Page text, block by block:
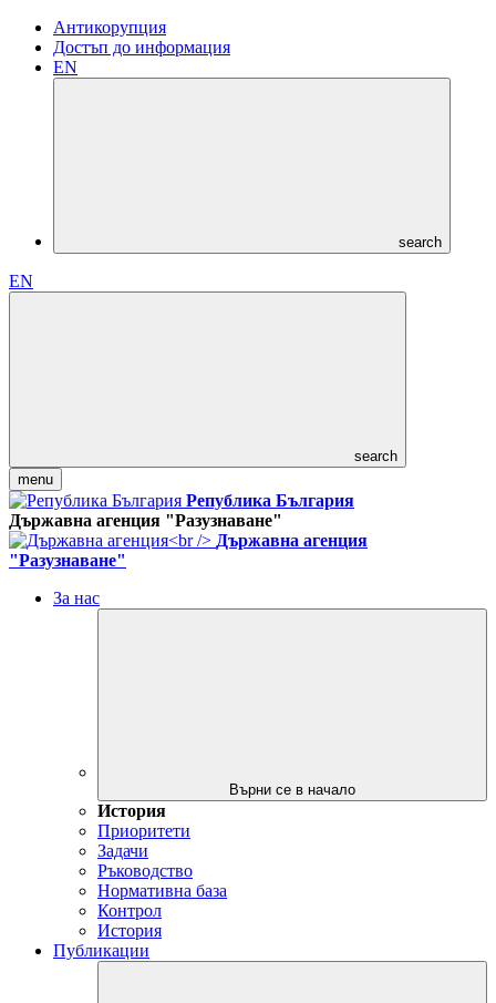
Антикорупция
Достъп до информация
EN
search
EN
search
menu
Република България
Държавна агенция "Разузнаване"
Държавна агенция
"Разузнаване"
За нас
Върни се в начало
История
Приоритети
Задачи
Ръководство
Нормативна база
Контрол
История
Публикации